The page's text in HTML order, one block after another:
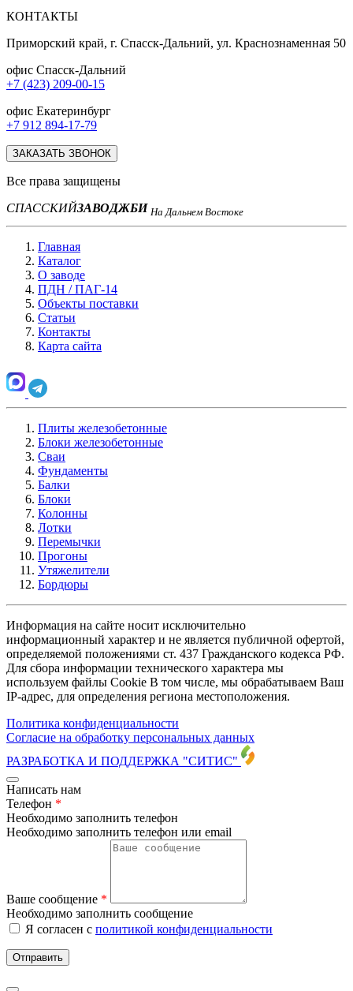
КОНТАКТЫ
Приморский край, г. Спасск-Дальний, ул. Краснознаменная 50
офис Спасск-Дальний
+7 (423) 209-00-15
офис Екатеринбург
+7 912 894-17-79
ЗАКАЗАТЬ ЗВОНОК
Все права защищены
СПАССКИЙЗАВОДЖБИ На Дальнем Востоке
Главная
Каталог
О заводе
ПДН / ПАГ-14
Объекты поставки
Статьи
Контакты
Карта сайта
Плиты железобетонные
Блоки железобетонные
Сваи
Фундаменты
Балки
Блоки
Колонны
Лотки
Перемычки
Прогоны
Утяжелители
Бордюры
Информация на сайте носит исключительно
информационный характер и не является публичной офертой,
определяемой положениями ст. 437 Гражданского кодекса РФ.
Для сбора информации технического характера мы
используем файлы Cookie В том числе, мы обрабатываем Ваш
IP-адрес, для определения региона местоположения.
Политика конфиденциальности
Согласие на обработку персональных данных
РАЗРАБОТКА И ПОДДЕРЖКА "СИТИС"
Написать нам
Телефон *
Необходимо заполнить телефон
Необходимо заполнить телефон или email
Ваше сообщение *
Необходимо заполнить сообщение
Я согласен с политикой конфиденциальности
Отправить